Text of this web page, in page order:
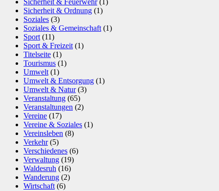
Sicherheit & Feuerwehr(1)
Sicherheit & Ordnung (1)
Soziales (3)
Soziales & Gemeinschaft(1)
Sport(11)
Sport & Freizeit(1)
Titelseite (1)
Tourismus (1)
Umwelt(1)
Umwelt & Entsorgung (1)
Umwelt & Natur(3)
Veranstaltung (65)
Veranstaltungen (2)
Vereine (17)
Vereine & Soziales (1)
Vereinsleben (8)
Verkehr(5)
Verschiedenes (6)
Verwaltung (19)
Waldesruh (16)
Wanderung (2)
Wirtschaft(6)